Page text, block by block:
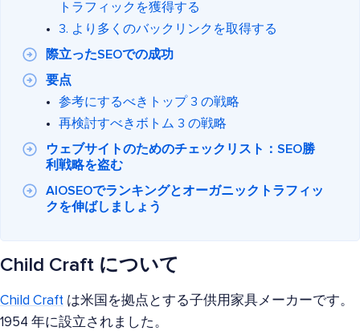
トラフィックを獲得する
3. より多くのバックリンクを取得する
際立ったSEOでの成功
要点
参考にするべきトップ 3 の戦略
再検討すべきボトム 3 の戦略
ウェブサイトのためのチェックリスト：SEO勝
利戦略を盗む
AIOSEOでランキングとオーガニックトラフィッ
クを伸ばしましょう
Child Craft について
Child Craft は米国を拠点とする子供用家具メーカーです。
1954 年に設立されました。